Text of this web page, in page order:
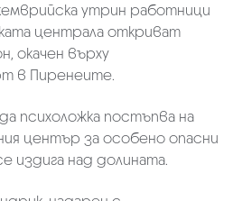
утрин работници
централа откриват
окачен върху
в Пиренеите.
психоложка постъпва на
център за особено опасни
издига над долината.